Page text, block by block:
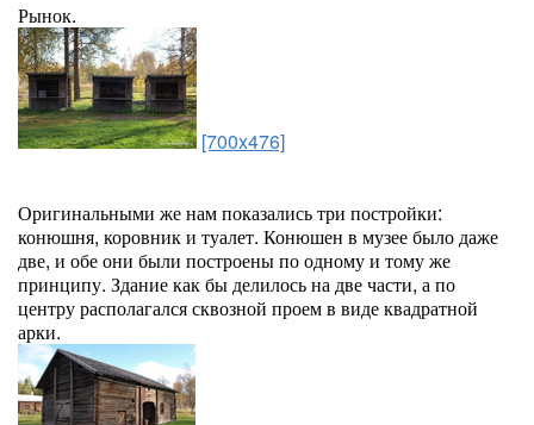
Рынок.
[700x476]
Оригинальными же нам показались три постройки:
конюшня, коровник и туалет. Конюшен в музее было даже
две, и обе они были построены по одному и тому же
принципу. Здание как бы делилось на две части, а по
центру располагался сквозной проем в виде квадратной
арки.